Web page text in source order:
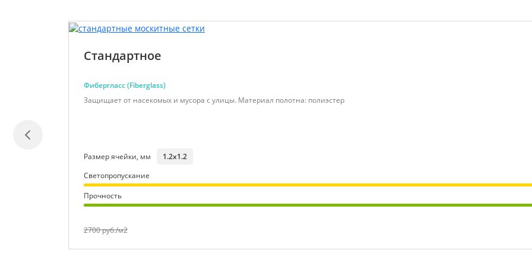
На магнитах
Стандартное
Фибергласс (Fiberglass)
Защищает от насекомых и мусора с улицы. Материал полотна: полиэстер
Размер ячейки, мм
1.2x1.2
Светопропускание
Прочность
2700 руб./м2